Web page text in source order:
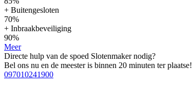
+ Buitengesloten
70%
+ Inbraakbeveiliging
90%
Meer
Directe hulp van de spoed Slotenmaker nodig?
Bel ons nu en de meester is binnen 20 minuten ter plaatse!
097010241900